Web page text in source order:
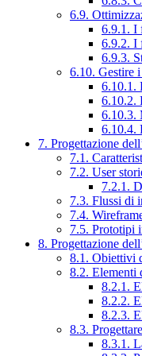
6.9.
6.9.1. I
6.9.2. I
6.9.3.
6.10. Gestire
6.10.1.
6.10.2.
6.10.3.
6.10.4.
7. Progettazione
7.1.
7.2. User
7.2.1.
7.3. Flussi di
7.4.
7.5. Prototipi
8. Progettazione
8.1. Obiettivi
8.2. Elementi
8.2.1.
8.2.2.
8.2.3.
8.3.
8.3.1.